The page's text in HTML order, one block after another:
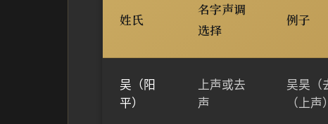
姓氏
名字声调
选择
例子
吴（阳
平）
上声或去
声
吴昊（
（上声）